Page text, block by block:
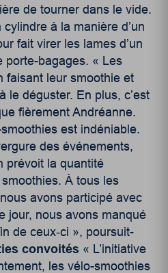
de tourner dans le vide.
à la manière d’un
fait virer les lames d’un
porte-bagages. « Les
faisant leur smoothie et
le déguster. En plus, c’est
fièrement Andréanne.
est indéniable.
des événements,
prévoit la quantité
À tous les
avons participé avec
jour, nous avons manqué
de ceux‑ci », poursuit-
convoités « L’initiative
les vélo-smoothies